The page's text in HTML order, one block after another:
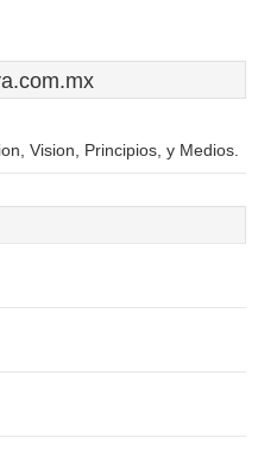
Vision, Principios, y Medios.